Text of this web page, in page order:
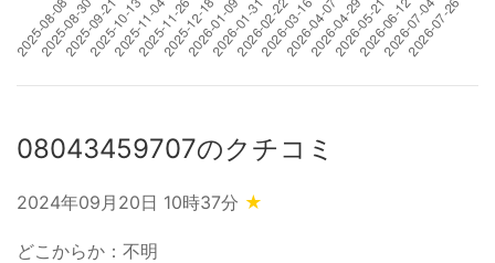
08043459707のクチコミ
2024年09月20日 10時37分 ★
どこからか：不明